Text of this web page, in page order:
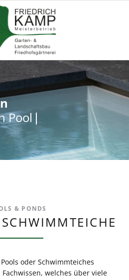
Pool
Pool
& PONDS
oder Schwimmteiches
welches über viele